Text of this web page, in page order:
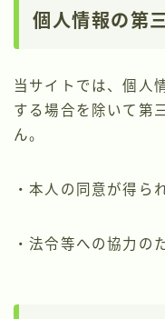
個人情報の第
当サイトでは、個人
する場合を除いて第
ん。
・本人の同意が得ら
・法令等への協力の